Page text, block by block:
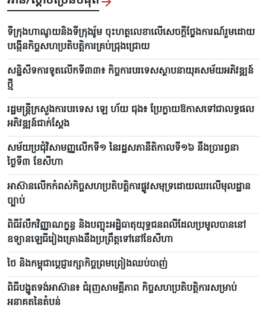
ទីក្រុងហាណូយនិងទីក្រុងរ៉ូម ចុះហត្ថលេខាលើសេចក្តីថ្លែងការណ៍រួមដោយ
បង្កើនកិច្ចសហប្រតិបត្តិការគ្រប់ជ្រុងជ្រោយ
សន្និសីទការទូតលើកទី៣៣៖ កិច្ចការបរទេសស្ថាបនាយុគសម័យអភិវឌ្ឍន៍
ថ្មី
រដ្ឋមន្ត្រីក្រសួងការបរទេស ឡេ ហ័យ ជុង៖ ប្រែក្លាយឱកាសទៅជាលទ្ធផល
អភិវឌ្ឍន៍ជាក់ស្តែង
សម័យប្រជុំវិសាមញ្ញលើកទី១ នៃរដ្ឋសភានីតិកាលទី១៦ នឹងប្រារព្ធនា
ថ្ងៃទី៣ ខែសីហា
អាស៊ានលើកកំពស់កិច្ចសហប្រតិបត្តិការផ្លូវសមុទ្រដោយឈរលើមុលដ្ឋាន
ច្បាប់
ពិធីរំលឹកវិញ្ញាណក្ខន្ធ និងបញ្ចុះអដ្ឋិធាតុយុទ្ធជនពលីដែលប្រមូលបាននៅ
ឧទ្យានឡេធីរៀងគ្រោងនឹងប្រព្រឹត្តទៅនៅខែសីហា
ថៃ និងកម្ពុជាប្តេជ្ញារក្សាកិច្ចព្រមព្រៀងឈប់បាញ់
ពិធីបង្ហូតទង់អាស៊ាន៖ ជំរុញសាមគ្គីភាព កិច្ចសហប្រតិបត្តិការសម្រាប់
អនាគតនៃតំបន់